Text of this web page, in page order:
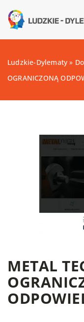
Ludzkie-Dylematy »
OGRANICZONĄ
METAL